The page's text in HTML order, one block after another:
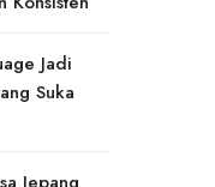
Jadi
Suka